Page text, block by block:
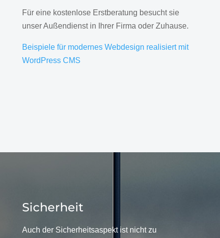
Für eine kostenlose Erstberatung besucht sie
unser Außendienst in Ihrer Firma oder Zuhause.
Beispiele für modernes Webdesign realisiert mit
WordPress CMS
Sicherheit
Auch der Sicherheitsaspekt ist nicht zu